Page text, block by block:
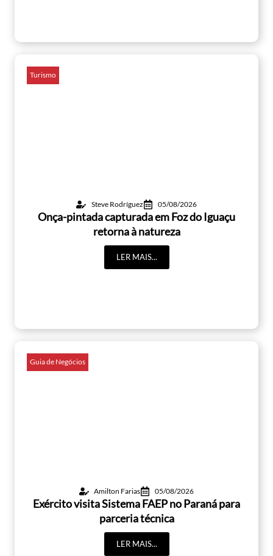
Turismo
Steve Rodríguez 05/08/2026
Onça-pintada capturada em Foz do Iguaçu
retorna à natureza
LER MAIS...
Guia de Negócios
Amilton Farias 05/08/2026
Exército visita Sistema FAEP no Paraná para
parceria técnica
LER MAIS...